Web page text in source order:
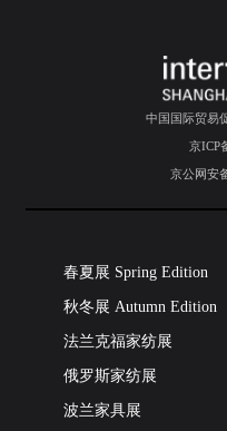
中国国际贸易
京ICP
京公网安
春夏展 Spring Edition
秋冬展 Autumn Edition
法兰克福家纺展
俄罗斯家纺展
波兰家具展